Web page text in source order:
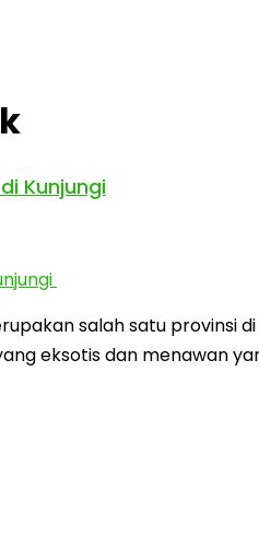
Kunjungi
salah satu provinsi
eksotis dan menawan